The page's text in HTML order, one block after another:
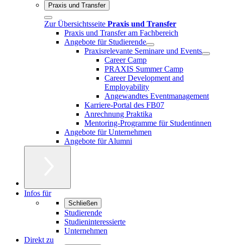
Praxis und Transfer
Zur Übersichtsseite Praxis und Transfer
Praxis und Transfer am Fachbereich
Angebote für Studierende
Praxisrelevante Seminare und Events
Career Camp
PRAXIS Summer Camp
Career Development and
Employability
Angewandtes Eventmanagement
Karriere-Portal des FB07
Anrechnung Praktika
Mentoring-Programme für Studentinnen
Angebote für Unternehmen
Angebote für Alumni
Infos für
Schließen
Studierende
Studieninteressierte
Unternehmen
Direkt zu